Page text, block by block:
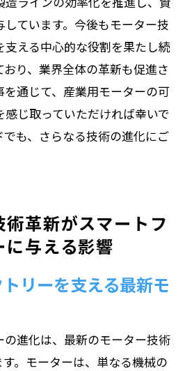
ています。今後もモーター技
える中心的な役割を果たし続
り、業界全体の革新も促進さ
通じて、産業用モーターの可
じ取っていただければ幸いで
も、さらなる技術の進化にご
革新がスマートフ
に与える影響
リーを支える最新モ
の進化は、最新のモーター技術
。モーターは、単なる機械の